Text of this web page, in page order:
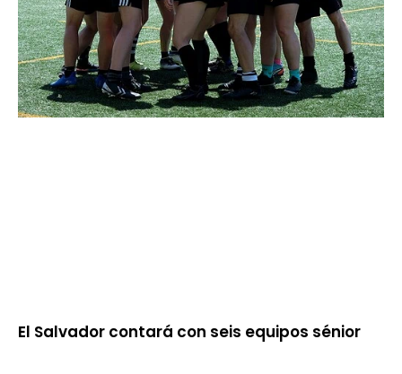
El Salvador contará con seis equipos sénior